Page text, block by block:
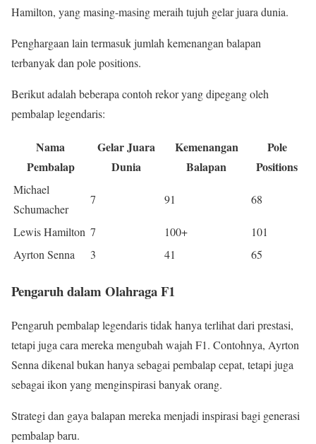
Hamilton, yang masing-masing meraih tujuh gelar juara dunia.
Penghargaan lain termasuk jumlah kemenangan balapan
terbanyak dan pole positions.
Berikut adalah beberapa contoh rekor yang dipegang oleh
pembalap legendaris:
Nama
Pembalap
Gelar Juara
Dunia
Kemenangan
Balapan
Pole
Positions
Michael
Schumacher
7 91 68
Lewis Hamilton 7 100+
101
Ayrton Senna
3 41 65
Pengaruh dalam Olahraga F1
Pengaruh pembalap legendaris tidak hanya terlihat dari prestasi,
tetapi juga cara mereka mengubah wajah F1. Contohnya, Ayrton
Senna dikenal bukan hanya sebagai pembalap cepat, tetapi juga
sebagai ikon yang menginspirasi banyak orang.
Strategi dan gaya balapan mereka menjadi inspirasi bagi generasi
pembalap baru.